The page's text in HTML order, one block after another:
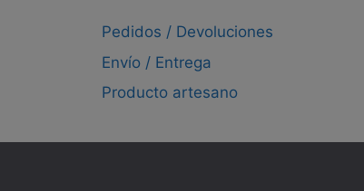
Pedidos / Devoluciones
Envío / Entrega
Producto artesano